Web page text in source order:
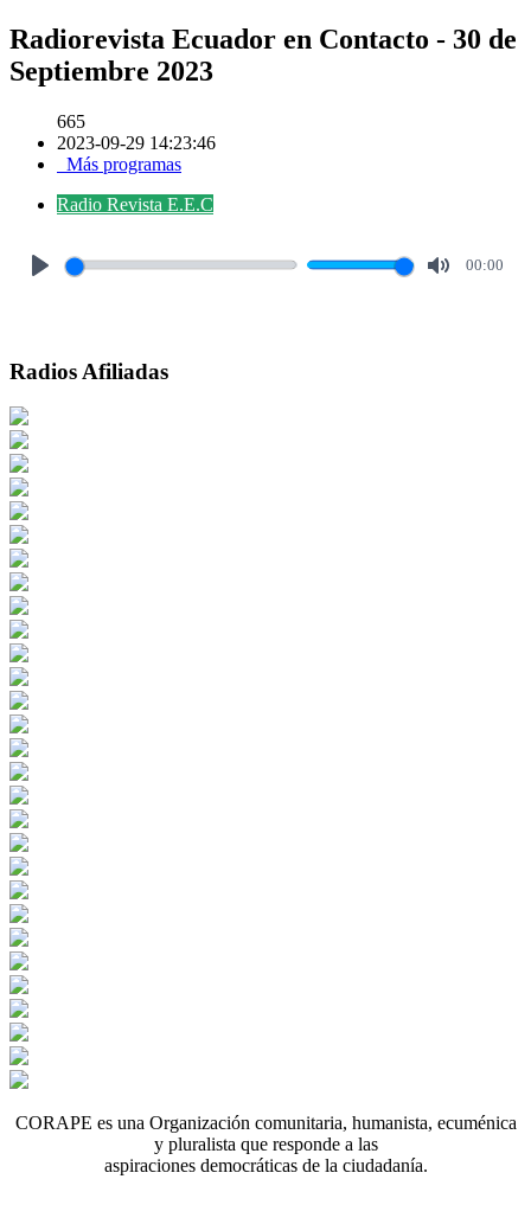
Radiorevista Ecuador en Contacto - 30 de
Septiembre 2023
665
2023-09-29 14:23:46
Más programas
Radio Revista E.E.C
00:00
Radios Afiliadas
CORAPE es una Organización comunitaria, humanista, ecuménica
y pluralista que responde a las
aspiraciones democráticas de la ciudadanía.